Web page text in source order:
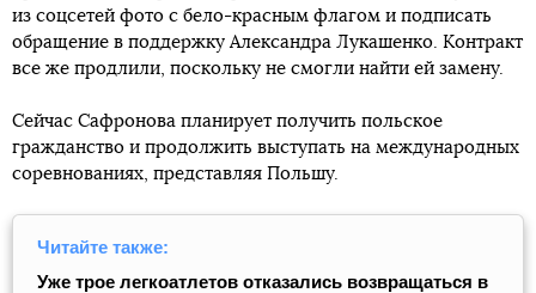
из соцсетей фото с бело-красным флагом и подписать
обращение в поддержку Александра Лукашенко. Контракт
все же продлили, поскольку не смогли найти ей замену.
Сейчас Сафронова планирует получить польское
гражданство и продолжить выступать на международных
соревнованиях, представляя Польшу.
Читайте также:
Уже трое легкоатлетов отказались возвращаться в